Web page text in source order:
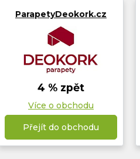
ParapetyDeokork.cz
4 % zpět
Více o obchodu
Přejít do obchodu